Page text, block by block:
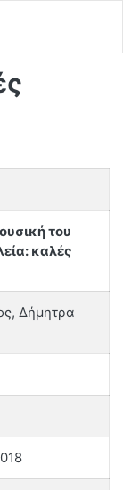
του
καλές
Δήμητρα